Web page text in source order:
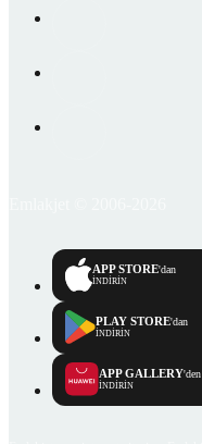
APP STORE'dan
İNDİRİN
PLAY STORE'dan
İNDİRİN
APP GALLERY'den
İNDİRİN